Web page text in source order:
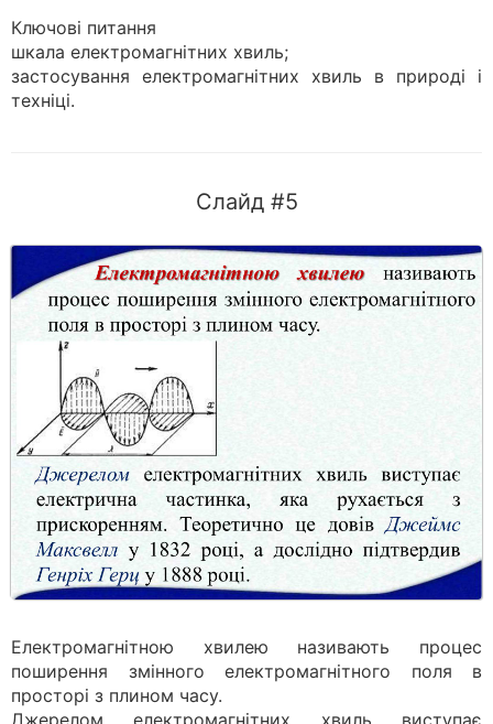
Ключові питання
шкала електромагнітних хвиль;
застосування електромагнітних хвиль в природі і
техніці.
Слайд #5
Електромагнітною хвилею називають процес
поширення змінного електромагнітного поля в
просторі з плином часу.
Джерелом електромагнітних хвиль виступає